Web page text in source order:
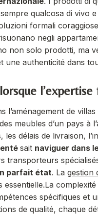
qualcosa di vivo
formali
negli
non solo prodotti, ma
une authenticité dans
l’aménagement de
meubles d’un pays
délais de livraison,
sait naviguer dans
transporteurs
parfait état. La gestion
essentielle.La
spécifiques et
de qualité, chaque